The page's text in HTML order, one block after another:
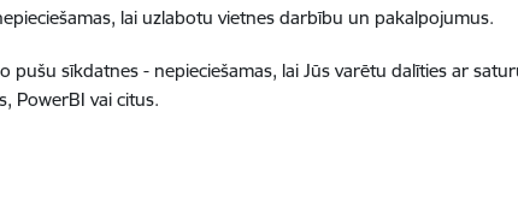
lai uzlabotu vietnes darbību un pakalpojumus.
pušu sīkdatnes - nepieciešamas, lai Jūs varētu dalīties ar
PowerBI vai citus.